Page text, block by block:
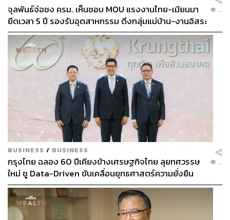
จุลพันธ์จ่อชง ครม. เห็นชอบ MOU แรงงานไทย-เมียนมา
ยืดเวลา 5 ปี รองรับอุตสาหกรรม ดึงกลุ่มแม่บ้าน-งานอิสระ
เข้าสู่ระบบประกันสังคม
...
BUSINESS / BUSINESS
กรุงไทย ฉลอง 60 ปีเคียงข้างเศรษฐกิจไทย ลุยทศวรรษ
ใหม่ ชู Data-Driven ขับเคลื่อนยุทธศาสตร์ความยั่งยืน
...